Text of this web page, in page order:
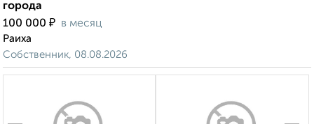
города
100 000 ₽ в месяц
Раиха
Собственник, 08.08.2026